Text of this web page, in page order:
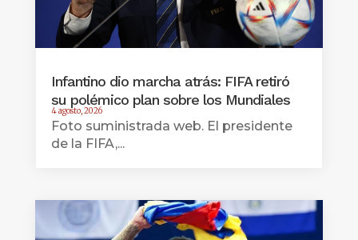
Infantino dio marcha atrás: FIFA retiró
su polémico plan sobre los Mundiales
4 agosto, 2026
Foto suministrada web. El presidente
de la FIFA,...